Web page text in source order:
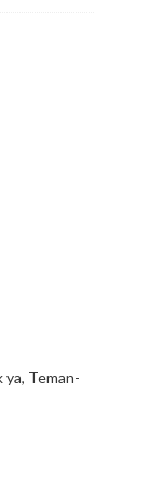
ya, Teman-